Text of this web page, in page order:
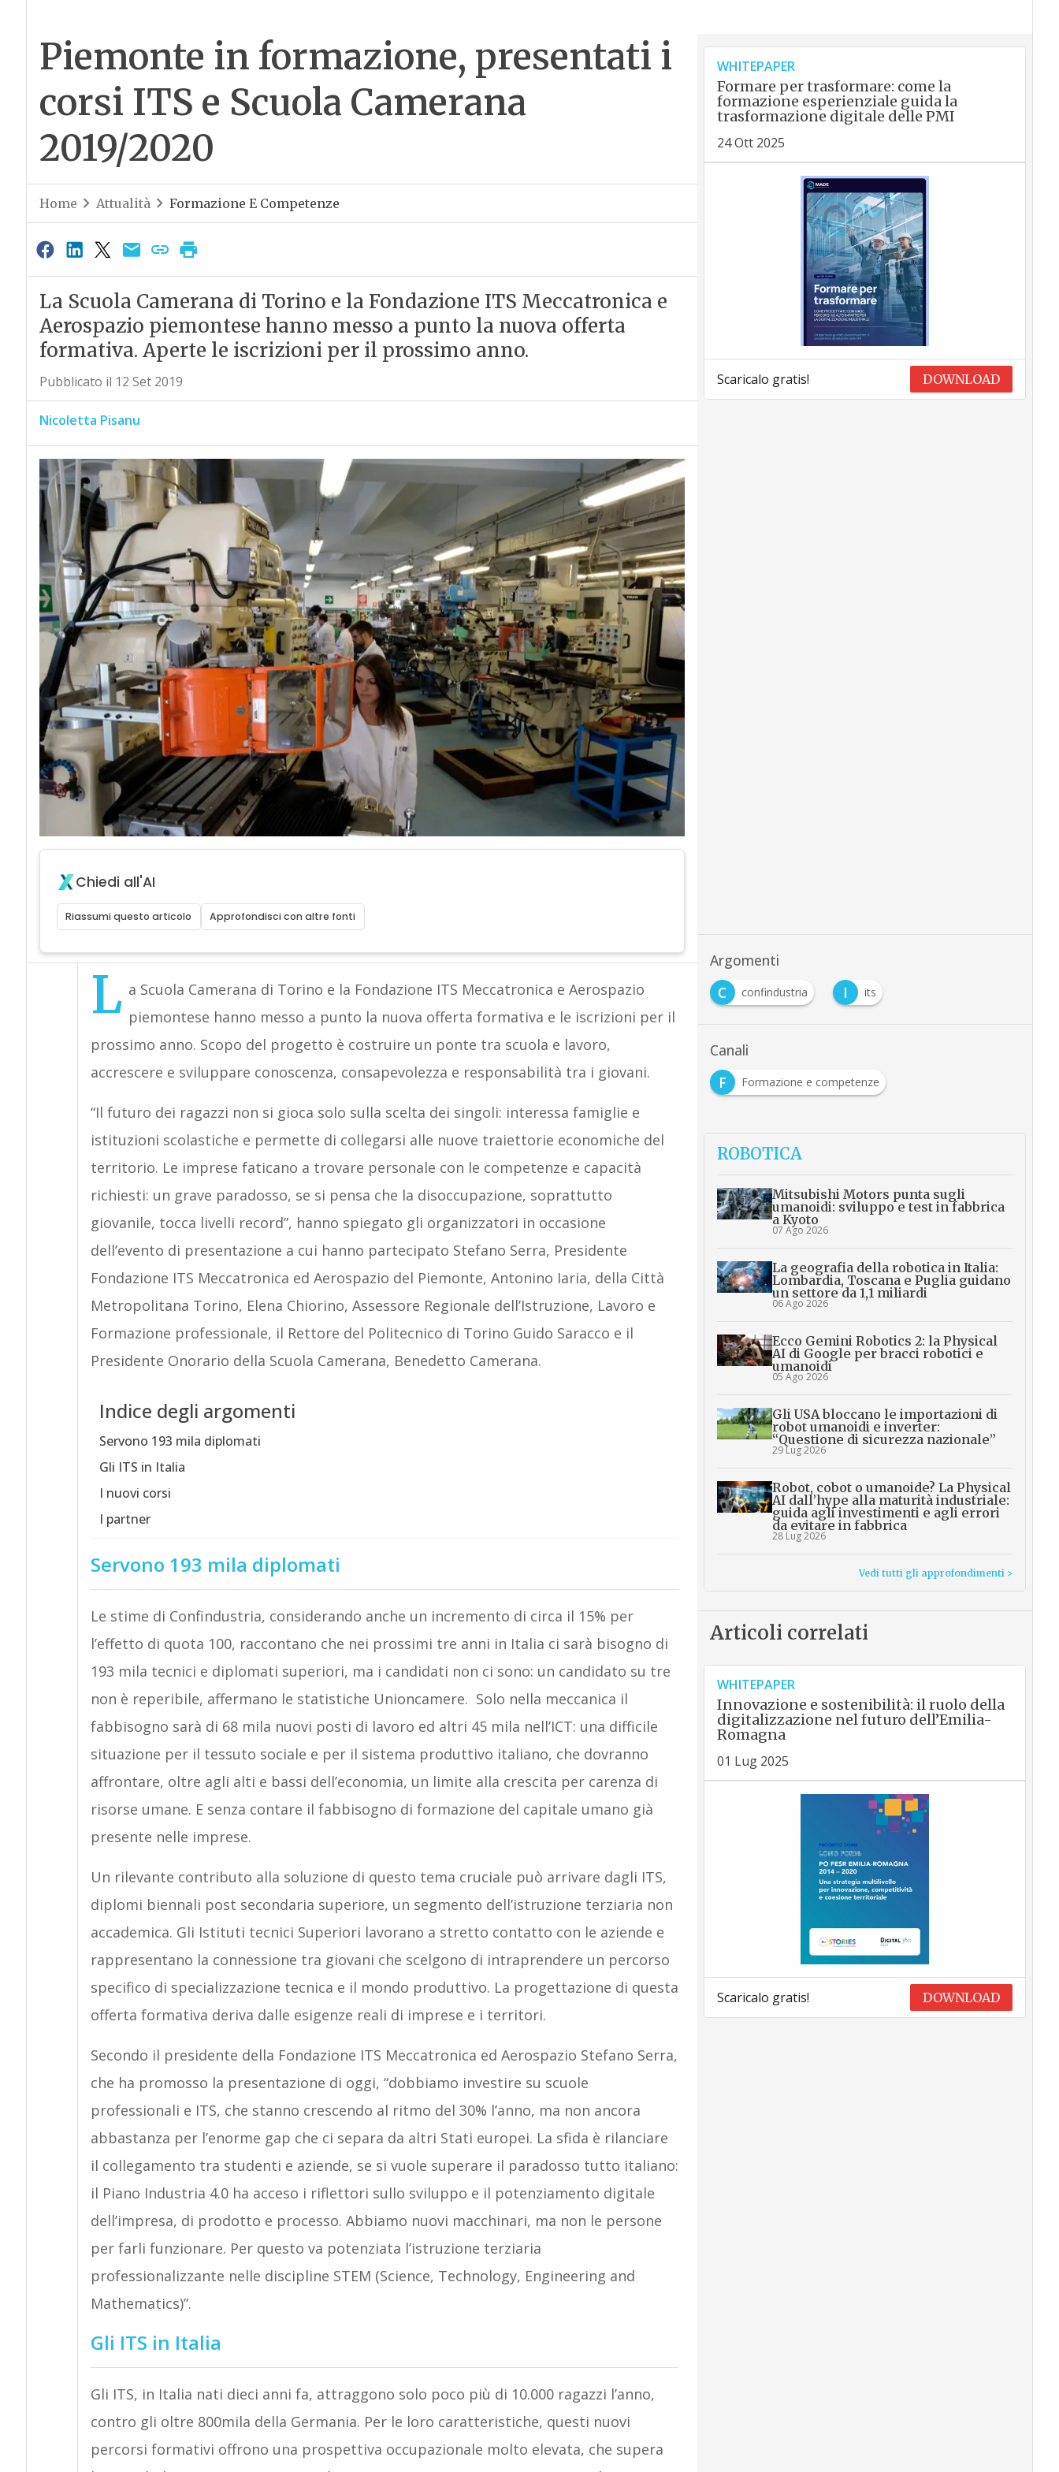
Piemonte in formazione, presentati i
corsi ITS e Scuola Camerana
2019/2020
Home Attualità Formazione E Competenze
La Scuola Camerana di Torino e la Fondazione ITS Meccatronica e
Aerospazio piemontese hanno messo a punto la nuova offerta
formativa. Aperte le iscrizioni per il prossimo anno.
Pubblicato il 12 Set 2019
Nicoletta Pisanu
Chiedi all'AI
Riassumi questo articolo Approfondisci con altre fonti
L a Scuola Camerana di Torino e la Fondazione ITS Meccatronica e Aerospazio
piemontese hanno messo a punto la nuova offerta formativa e le iscrizioni per il
prossimo anno. Scopo del progetto è costruire un ponte tra scuola e lavoro,
accrescere e sviluppare conoscenza, consapevolezza e responsabilità tra i giovani.
“Il futuro dei ragazzi non si gioca solo sulla scelta dei singoli: interessa famiglie e
istituzioni scolastiche e permette di collegarsi alle nuove traiettorie economiche del
territorio. Le imprese faticano a trovare personale con le competenze e capacità
richiesti: un grave paradosso, se si pensa che la disoccupazione, soprattutto
giovanile, tocca livelli record”, hanno spiegato gli organizzatori in occasione
dell’evento di presentazione a cui hanno partecipato Stefano Serra, Presidente
Fondazione ITS Meccatronica ed Aerospazio del Piemonte, Antonino Iaria, della Città
Metropolitana Torino, Elena Chiorino, Assessore Regionale dell’Istruzione, Lavoro e
Formazione professionale, il Rettore del Politecnico di Torino Guido Saracco e il
Presidente Onorario della Scuola Camerana, Benedetto Camerana.
Indice degli argomenti
Servono 193 mila diplomati
Gli ITS in Italia
I nuovi corsi
I partner
Servono 193 mila diplomati
Le stime di Confindustria, considerando anche un incremento di circa il 15% per
l’effetto di quota 100, raccontano che nei prossimi tre anni in Italia ci sarà bisogno di
193 mila tecnici e diplomati superiori, ma i candidati non ci sono: un candidato su tre
non è reperibile, affermano le statistiche Unioncamere. Solo nella meccanica il
fabbisogno sarà di 68 mila nuovi posti di lavoro ed altri 45 mila nell’ICT: una difficile
situazione per il tessuto sociale e per il sistema produttivo italiano, che dovranno
affrontare, oltre agli alti e bassi dell’economia, un limite alla crescita per carenza di
risorse umane. E senza contare il fabbisogno di formazione del capitale umano già
presente nelle imprese.
Un rilevante contributo alla soluzione di questo tema cruciale può arrivare dagli ITS,
diplomi biennali post secondaria superiore, un segmento dell’istruzione terziaria non
accademica. Gli Istituti tecnici Superiori lavorano a stretto contatto con le aziende e
rappresentano la connessione tra giovani che scelgono di intraprendere un percorso
specifico di specializzazione tecnica e il mondo produttivo. La progettazione di questa
offerta formativa deriva dalle esigenze reali di imprese e i territori.
Secondo il presidente della Fondazione ITS Meccatronica ed Aerospazio Stefano Serra,
che ha promosso la presentazione di oggi, “dobbiamo investire su scuole
professionali e ITS, che stanno crescendo al ritmo del 30% l’anno, ma non ancora
abbastanza per l’enorme gap che ci separa da altri Stati europei. La sfida è rilanciare
il collegamento tra studenti e aziende, se si vuole superare il paradosso tutto italiano:
il Piano Industria 4.0 ha acceso i riflettori sullo sviluppo e il potenziamento digitale
dell’impresa, di prodotto e processo. Abbiamo nuovi macchinari, ma non le persone
per farli funzionare. Per questo va potenziata l’istruzione terziaria
professionalizzante nelle discipline STEM (Science, Technology, Engineering and
Mathematics)”.
Gli ITS in Italia
Gli ITS, in Italia nati dieci anni fa, attraggono solo poco più di 10.000 ragazzi l’anno,
contro gli oltre 800mila della Germania. Per le loro caratteristiche, questi nuovi
percorsi formativi offrono una prospettiva occupazionale molto elevata, che supera
WHITEPAPER
Formare per trasformare: come la
formazione esperienziale guida la
trasformazione digitale delle PMI
24 Ott 2025
Scaricalo gratis! DOWNLOAD
Argomenti
C
confindustria I its
Canali
F
Formazione e competenze
ROBOTICA
Mitsubishi Motors punta sugli
umanoidi: sviluppo e test in fabbrica
a Kyoto
07 Ago 2026
La geografia della robotica in Italia:
Lombardia, Toscana e Puglia guidano
un settore da 1,1 miliardi
06 Ago 2026
Ecco Gemini Robotics 2: la Physical
AI di Google per bracci robotici e
umanoidi
05 Ago 2026
Gli USA bloccano le importazioni di
robot umanoidi e inverter:
“Questione di sicurezza nazionale”
29 Lug 2026
Robot, cobot o umanoide? La Physical
AI dall’hype alla maturità industriale:
guida agli investimenti e agli errori
da evitare in fabbrica
28 Lug 2026
Vedi tutti gli approfondimenti >
Articoli correlati
WHITEPAPER
Innovazione e sostenibilità: il ruolo della
digitalizzazione nel futuro dell’Emilia-
Romagna
01 Lug 2025
Scaricalo gratis! DOWNLOAD